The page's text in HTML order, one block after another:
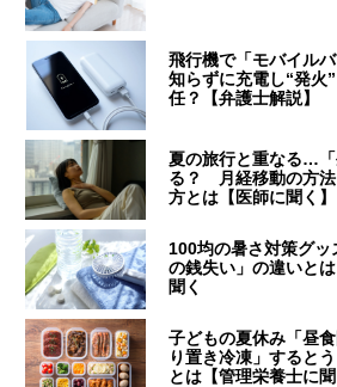
飛行機で「モバイル
知らずに充電し“発火
任？【弁護士解説】
夏の旅行と重なる…
る？ 月経移動の方法
方とは【医師に聞く】
100均の暑さ対策グ
の銭失い」の違いと
聞く
子どもの夏休み「昼
り置き冷凍」すると
とは【管理栄養士に聞